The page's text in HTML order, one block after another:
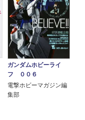
ガンダムホビーライ
フ ００６
電撃ホビーマガジン編
集部